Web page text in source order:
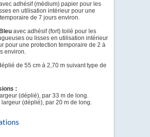
adhésif (médium) papier pour les
en utilisation intérieur pour une
de 7 jours environ.
avec adhésif (fort) toilé pour les
ou lisses en utilisation intérieur
pour une protection temporaire de 2 à
environ.
de 55 cm à 2,70 m suivant type de
:
(déplié), par 33 m de long.
largeur (déplié), par 20 m de long.